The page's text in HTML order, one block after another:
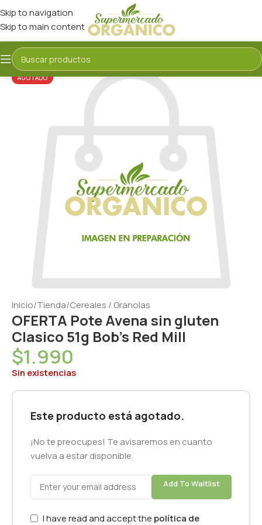
Skip to navigation
Skip to main content
AGOTADO
Inicio/Tienda/Cereales / Granolas
OFERTA Pote Avena sin gluten
Clasico 51g Bob’s Red Mill
$1.990
Sin existencias
Este producto está agotado.
¡No te preocupes! Te avisaremos en cuanto
vuelva a estar disponible.
Add To Waitlist
I have read and accept the política de